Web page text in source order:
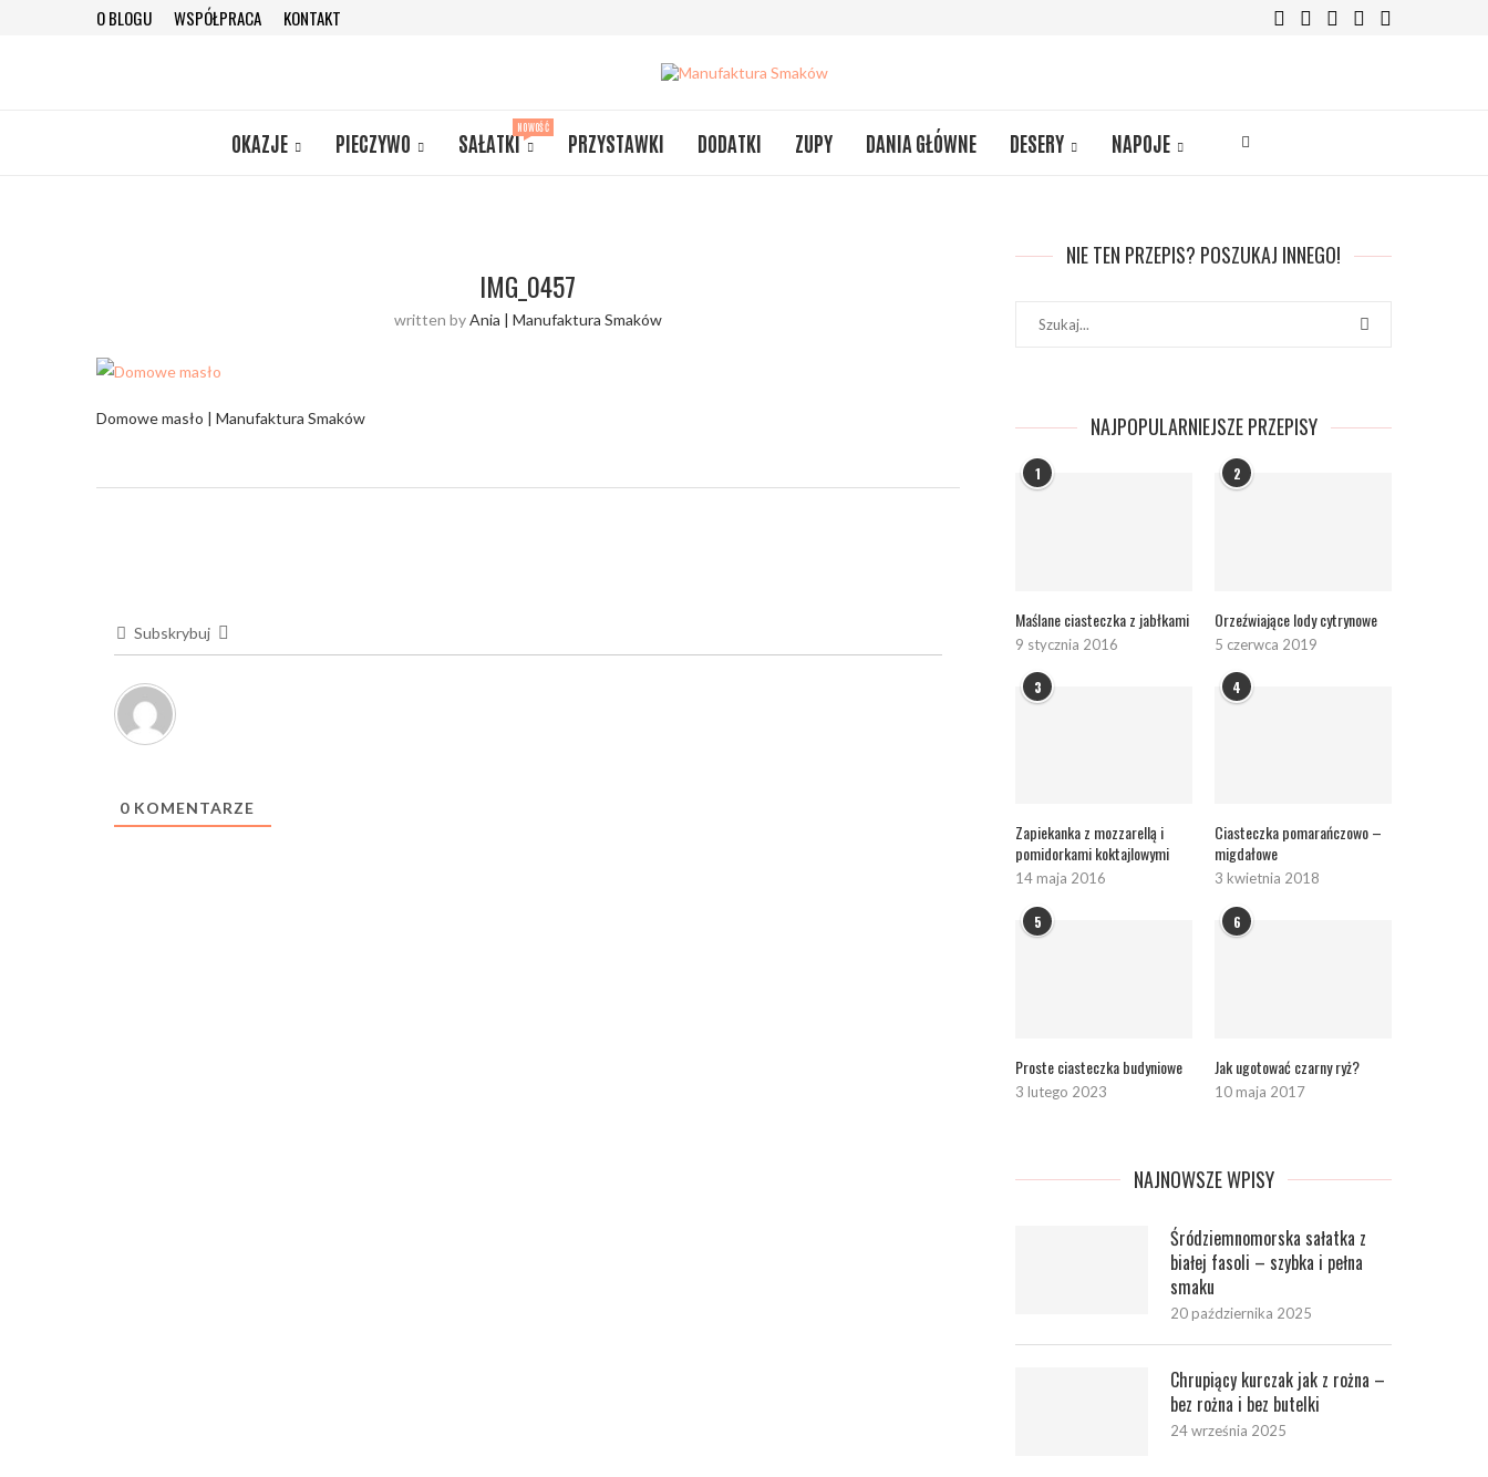
O BLOGU WSPÓŁPRACA KONTAKT
OKAZJE PIECZYWO SAŁATKI
NOWOŚĆ
PRZYSTAWKI DODATKI ZUPY DANIA GŁÓWNE DESERY NAPOJE
IMG_0457
written byAnia | Manufaktura Smaków
Domowe masło | Manufaktura Smaków
Subskrybuj
0KOMENTARZE
NIE TEN PRZEPIS? POSZUKAJ INNEGO!
NAJPOPULARNIEJSZE PRZEPISY
1
Maślane ciasteczka z jabłkami
9 stycznia 2016
2
Orzeźwiające lody cytrynowe
5 czerwca 2019
3
Zapiekanka z mozzarellą i
pomidorkami koktajlowymi
14 maja 2016
4
Ciasteczka pomarańczowo –
migdałowe
3 kwietnia 2018
5
Proste ciasteczka budyniowe
3 lutego 2023
6
Jak ugotować czarny ryż?
10 maja 2017
NAJNOWSZE WPISY
Śródziemnomorska sałatka z
białej fasoli – szybka i pełna
smaku
20 października 2025
Chrupiący kurczak jak z rożna –
bez rożna i bez butelki
24 września 2025